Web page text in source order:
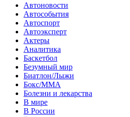
Автоновости
Автособытия
Автоспорт
Автоэксперт
Актеры
Аналитика
Баскетбол
Безумный мир
Биатлон/Лыжи
Бокс/MMA
Болезни и лекарства
В мире
В России